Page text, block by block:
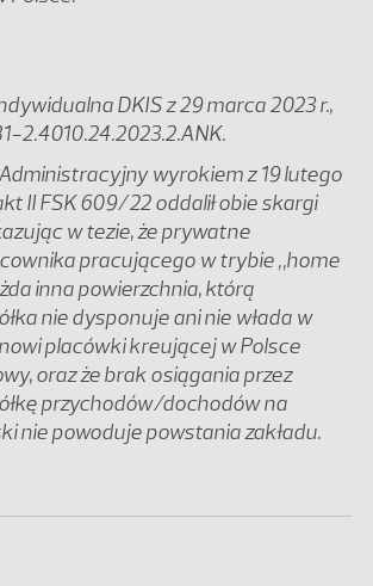
DKIS z 29 marca 2023 r.,
2.4010.24.2023.2.ANK.
wyrokiem z 19 lutego
II FSK 609/22 oddalił obie skargi
w tezie, że prywatne
pracującego w trybie „home
inna powierzchnia, którą
nie dysponuje ani nie włada w
placówki kreującej w Polsce
oraz że brak osiągania przez
przychodów/dochodów na
nie powoduje powstania zakładu.